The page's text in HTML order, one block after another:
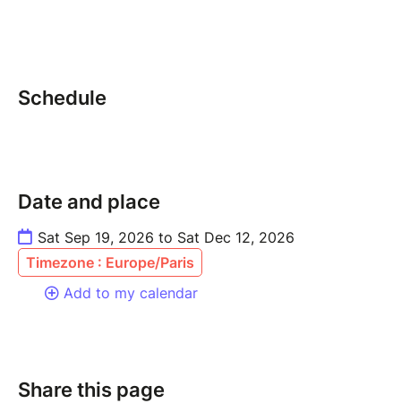
Schedule
Date and place
Sat Sep 19, 2026 to Sat Dec 12, 2026
Timezone : Europe/Paris
Add to my calendar
Share this page